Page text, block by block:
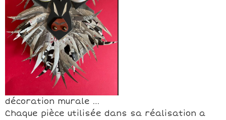
décoration murale …
Chaque pièce utilisée dans sa réalisation a